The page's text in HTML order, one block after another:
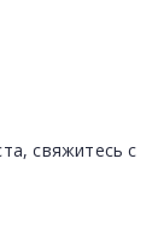
свяжитесь с